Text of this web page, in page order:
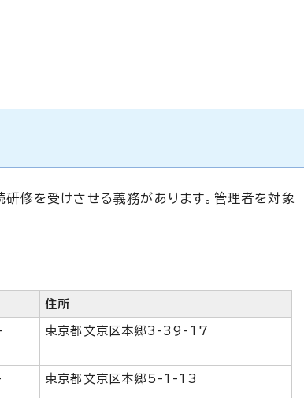
研修を受けさせる義務があります。管理者を対象
住所
東京都文京区本郷3-39-17
東京都文京区本郷5-1-13